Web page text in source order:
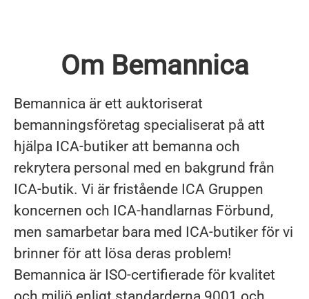
Om Bemannica
Bemannica är ett auktoriserat
bemanningsföretag specialiserat på att
hjälpa ICA-butiker att bemanna och
rekrytera personal med en bakgrund från
ICA-butik. Vi är fristående ICA Gruppen
koncernen och ICA-handlarnas Förbund,
men samarbetar bara med ICA-butiker för vi
brinner för att lösa deras problem!
Bemannica är ISO-certifierade för kvalitet